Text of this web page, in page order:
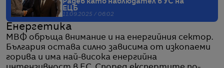
ЕЦБ
11.09.2025 / 06:02
Енергетика
МВФ обръща внимание и на енергийния сектор.
България остава силно зависима от изкопаеми
горива и има най-висока енергийна